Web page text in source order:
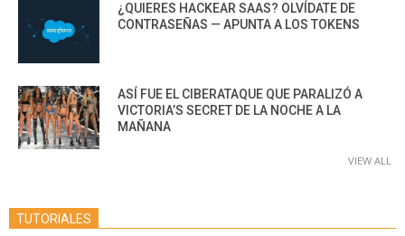
¿QUIERES HACKEAR SAAS? OLVÍDATE DE
CONTRASEÑAS — APUNTA A LOS TOKENS
ASÍ FUE EL CIBERATAQUE QUE PARALIZÓ A
VICTORIA’S SECRET DE LA NOCHE A LA
MAÑANA
VIEW ALL
TUTORIALES